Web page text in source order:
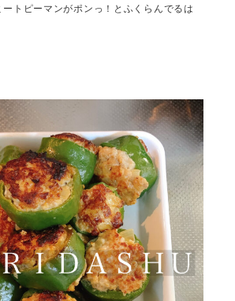
トピーマンがポンっ！とふくらんでるは